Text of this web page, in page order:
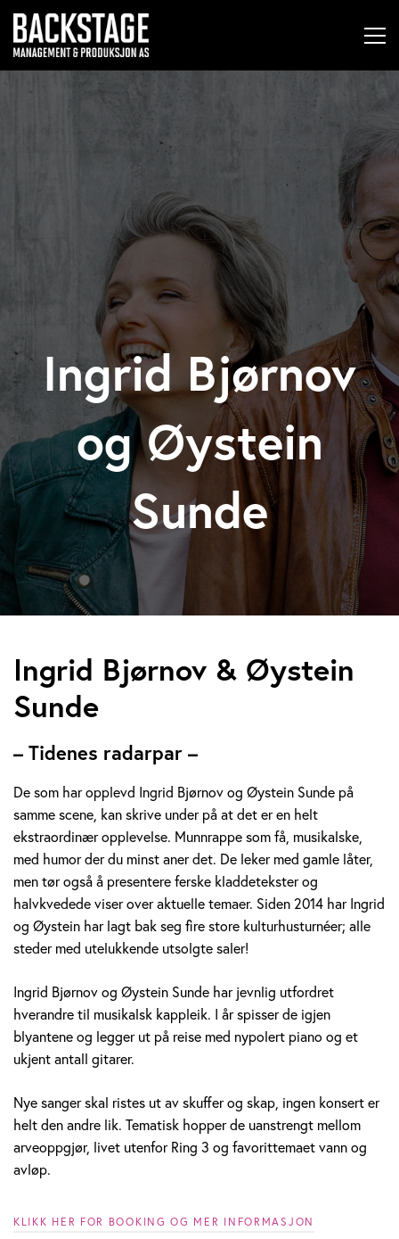
Ingrid Bjørnov
og Øystein
Sunde
I
n
g
r
i
d
B
j
ø
r
n
o
v
&
Ø
y
Ingrid Bjørnov & Øystein
Sunde
– Tidenes radarpar –
De som har opplevd Ingrid Bjørnov og Øystein Sunde på
samme scene, kan skrive under på at det er en helt
ekstraordinær opplevelse. Munnrappe som få, musikalske,
med humor der du minst aner det. De leker med gamle låter,
men tør også å presentere ferske kladdetekster og
halvkvedede viser over aktuelle temaer. Siden 2014 har Ingrid
og Øystein har lagt bak seg fire store kulturhusturnéer; alle
steder med utelukkende utsolgte saler!
Ingrid Bjørnov og Øystein Sunde har jevnlig utfordret
hverandre til musikalsk kappleik. I år spisser de igjen
blyantene og legger ut på reise med nypolert piano og et
ukjent antall gitarer.
Nye sanger skal ristes ut av skuffer og skap, ingen konsert er
helt den andre lik. Tematisk hopper de uanstrengt mellom
arveoppgjør, livet utenfor Ring 3 og favorittemaet vann og
avløp.
KLIKK HER FOR BOOKING OG MER INFORMASJON